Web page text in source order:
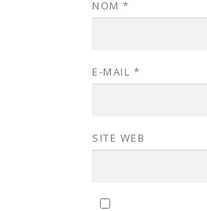
NOM *
E-MAIL *
SITE WEB